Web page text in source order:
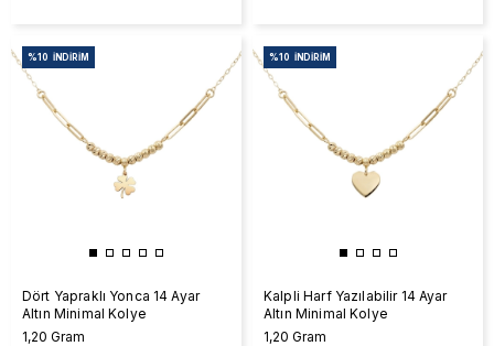
Dört Yapraklı Yonca 14 Ayar
Altın Minimal Kolye
1,20 Gram
%10 İNDIRIM
Kalpli Harf Yazılabilir 14 Ayar
Altın Minimal Kolye
1,20 Gram
%10 İNDIRIM